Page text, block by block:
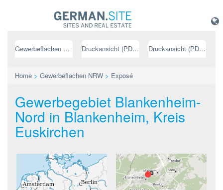
Gewerbeflächen NRW Druckansicht (PDF) // deutsch Druckansicht (PDF) // englisch
Home > Gewerbeflächen NRW > Exposé
Gewerbegebiet Blankenheim-
Nord in Blankenheim, Kreis
Euskirchen